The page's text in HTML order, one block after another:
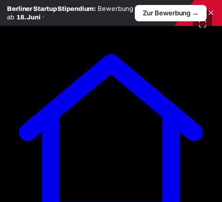
Berliner Startup Stipendium: Bewerbung
ab 18. Juni ·
Zur Bewerbung → ×
⛶